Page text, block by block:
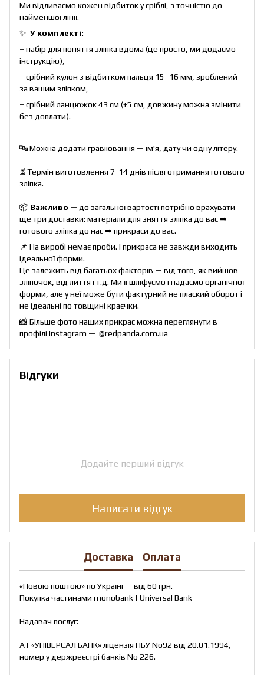
Ми відливаємо кожен відбиток у сріблі, з точністю до
найменшої лінії.
✨ У комплекті:
– набір для поняття зліпка вдома (це просто, ми додаємо
інструкцію),
– срібний кулон з відбитком пальця 15–16 мм, зроблений
за вашим зліпком,
– срібний ланцюжок 43 см (±5 см, довжину можна змінити
без доплати).
🔤 Можна додати гравіювання — ім'я, дату чи одну літеру.
⏳ Термін виготовлення 7-14 днів після отримання готового
зліпка.
📦 Важливо — до загальної вартості потрібно врахувати
ще три доставки: матеріали для зняття зліпка до вас ➡
готового зліпка до нас ➡ прикраси до вас.
📌 На виробі немає проби. І прикраса не завжди виходить
ідеальної форми.
Це залежить від багатьох факторів — від того, як вийшов
зліпочок, від лиття і т.д. Ми її шліфуємо і надаємо органічної
форми, але у неї може бути фактурний не плаский оборот і
не ідеальні по товщині краєчки.
📸 Більше фото наших прикрас можна переглянути в
профілі Instagram — @redpanda.com.ua
Відгуки
Додайте перший відгук
Написати відгук
Доставка Оплата
«Новою поштою» по Україні — від 60 грн.
Покупка частинами monobank | Universal Bank
Надавач послуг:
АТ «УНІВЕРСАЛ БАНК» ліцензія НБУ No92 від 20.01.1994,
номер у держреєстрі банків No 226.